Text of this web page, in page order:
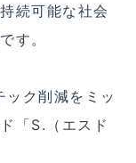
続可能な社会
す。
ク削減をミッ
「S.（エスド